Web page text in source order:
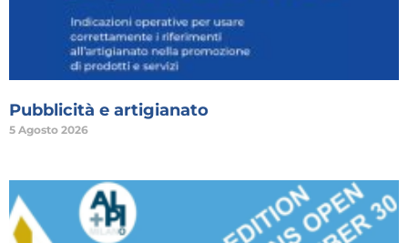
Pubblicità e artigianato
5 Agosto 2026